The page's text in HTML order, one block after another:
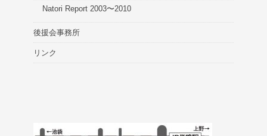
Natori Report 2003〜2010
後援会事務所
リンク